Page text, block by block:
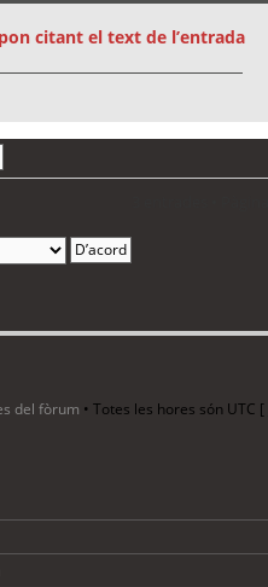
citant el text de l’entrada
del fòrum • Totes les hores són UTC [